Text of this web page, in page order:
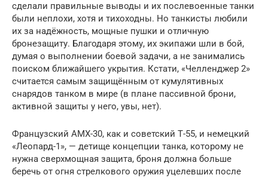
сделали правильные выводы и их послевоенные танки
были неплохи, хотя и тихоходны. Но танкисты любили
их за надёжность, мощные пушки и отличную
бронезащиту. Благодаря этому, их экипажи шли в бой,
думая о выполнении боевой задачи, а не занимались
поиском ближайшего укрытия. Кстати, «Челленджер 2»
считается самым защищённым от кумулятивных
снарядов танком в мире (в плане пассивной брони,
активной защиты у него, увы, нет).
Французский АМХ-30, как и советский Т-55, и немецкий
«Леопард-1», — детище концепции танка, которому не
нужна сверхмощная защита, броня должна больше
беречь от огня стрелкового оружия уцелевших после